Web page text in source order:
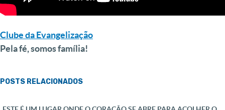
Clube da Evangelização
Pela fé, somos família!
POSTS RELACIONADOS